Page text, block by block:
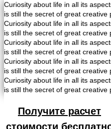
Curiosity about life in all its
is still the secret of great creative
Curiosity about life in all its
is still the secret of great creative
Curiosity about life in all its
is still the secret of great creative
Curiosity about life in all its
is still the secret of great creative
Curiosity about life in all its
is still the secret of great creative
Получите расчет
стоимости